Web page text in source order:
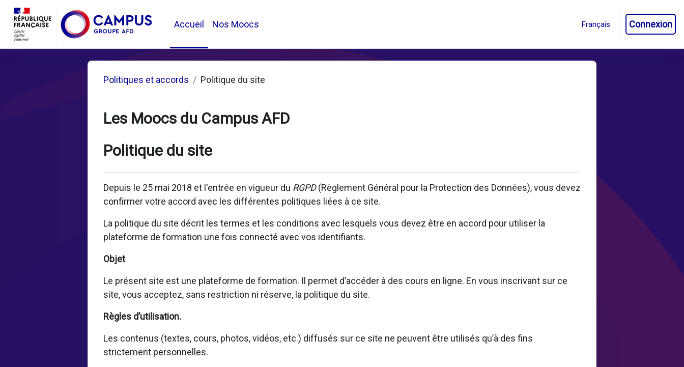
Passer au contenu principal
Accueil
Nos Moocs Connexion
Politiques et accords Politique du site
Les Moocs du Campus AFD
Politique du site
Depuis le 25 mai 2018 et l'entrée en vigueur du RGPD(Règlement Général pour la Protection des Données), vous devez
confirmer votre accord avec les différentes politiques liées à ce site.
La politique du site décrit les termes et les conditions avec lesquels vous devez être en accord pour utiliser la
plateforme de formation une fois connecté avec vos identifiants.
Objet
Le présent site est une plateforme de formation. Il permet d’accéder à des cours en ligne. En vous inscrivant sur ce
site, vous acceptez, sans restriction ni réserve, la politique du site.
Règles d’utilisation.
Les contenus (textes, cours, photos, vidéos, etc.) diffusés sur ce site ne peuvent être utilisés qu’à des fins
strictement personnelles.